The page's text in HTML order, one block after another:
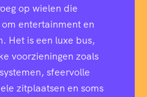
op wielen die
entertainment en
Het is een luxe bus,
voorzieningen zoals
sfeervolle
zitplaatsen en soms